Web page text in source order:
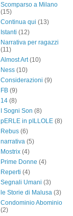
Scomparso a Milano
(15)
Continua qui (13)
Istanti (12)
Narrativa per ragazzi
(11)
Almost Art (10)
Ness (10)
Considerazioni (9)
FB (9)
14 (8)
I Sogni Son (8)
pERLE in pILLOLE (8)
Rebus (6)
narrativa (5)
Mostrix (4)
Prime Donne (4)
Reperti (4)
Segnali Umani (3)
le Storie di Malusa (3)
Condominio Abominio
(2)